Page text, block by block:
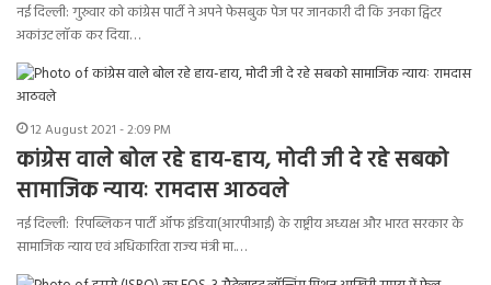
नई दिल्ली: गुरुवार को कांग्रेस पार्टी ने अपने फेसबुक पेज पर जानकारी दी कि उनका ट्विटर
अकांउट लॉक कर दिया…
12 August 2021 - 2:09 PM
कांग्रेस वाले बोल रहे हाय-हाय, मोदी जी दे रहे सबको
सामाजिक न्यायः रामदास आठवले
नई दिल्ली: रिपब्लिकन पार्टी ऑफ इंडिया(आरपीआई) के राष्ट्रीय अध्यक्ष और भारत सरकार के
सामाजिक न्याय एवं अधिकारिता राज्य मंत्री मा.…